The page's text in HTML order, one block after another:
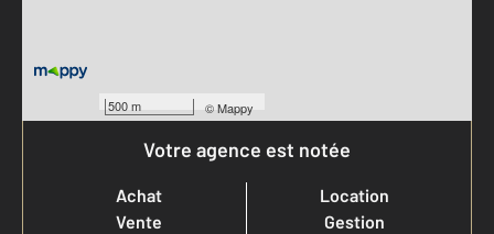
500 m ©Mappy
Votre agence est notée
Achat
Vente
Location
Gestion